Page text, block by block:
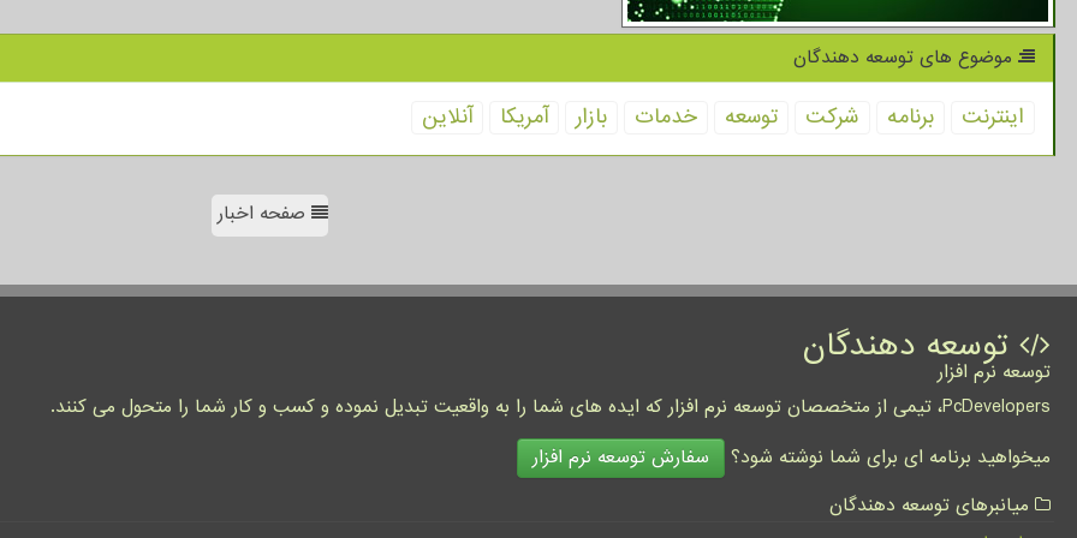
موضوع های توسعه دهندگان
اینترنت برنامه شركت توسعه خدمات بازار آمریكا آنلاین
صفحه اخبار
توسعه دهندگان
توسعه نرم افزار
PcDevelopers، تیمی از متخصصان توسعه نرم افزار که ایده های شما را به واقعیت تبدیل نموده و کسب و کار شما را متحول می کنند.
میخواهید برنامه ای برای شما نوشته شود؟
سفارش توسعه نرم افزار
میانبرهای توسعه دهندگان